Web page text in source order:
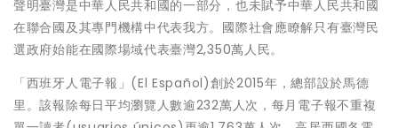
聲明臺灣是中華人民共和國的一部分，也未賦予中華人民共和國
在聯合國及其專門機構中代表我方。國際社會應瞭解只有臺灣民
選政府始能在國際場域代表臺灣2,350萬人民。
「西班牙人電子報」(El Español)創於2015年，總部設於馬德
里。該報除每日平均瀏覽人數逾232萬人次，每月電子報不重複